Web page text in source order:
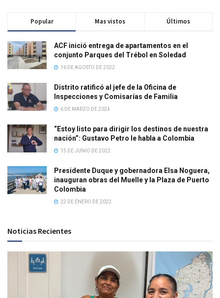
Popular Mas vistos Últimos
ACF inició entrega de apartamentos en el
conjunto Parques del Trébol en Soledad
16 DE AGOSTO DE 2022
Distrito ratificó al jefe de la Oficina de
Inspecciones y Comisarías de Familia
6 DE MARZO DE 2024
“Estoy listo para dirigir los destinos de nuestra
nación”: Gustavo Petro le habla a Colombia
15 DE JUNIO DE 2022
Presidente Duque y gobernadora Elsa Noguera,
inauguran obras del Muelle y la Plaza de Puerto
Colombia
22 DE ENERO DE 2022
Noticias Recientes